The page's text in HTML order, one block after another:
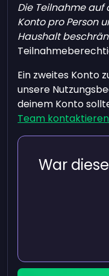
Die Teilnahme auf
Konto pro Person
Haushalt
Ein zweites Konto
unsere
deinem Konto
Team kontaktieren
War